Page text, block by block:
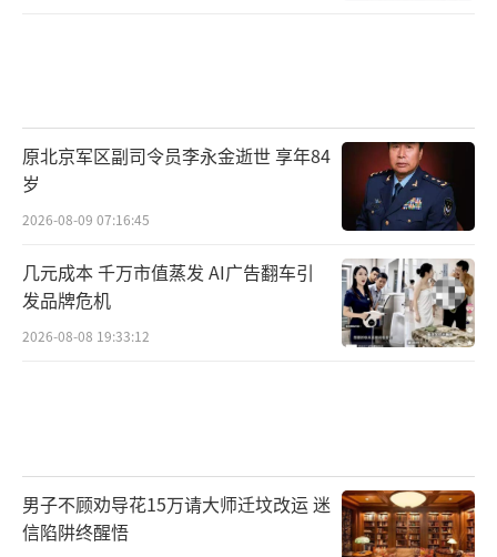
原北京军区副司令员李永金逝世 享年84
岁
2026-08-09 07:16:45
几元成本 千万市值蒸发 AI广告翻车引
发品牌危机
2026-08-08 19:33:12
男子不顾劝导花15万请大师迁坟改运 迷
信陷阱终醒悟